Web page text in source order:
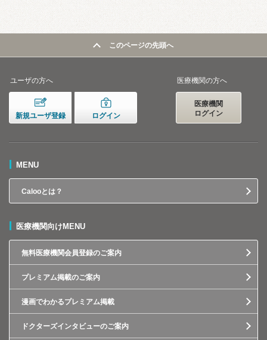
このページの先頭へ
ユーザの方へ
新規ユーザ登録 ログイン
医療機関の方へ
医療機関
ログイン
MENU
Calooとは？
医療機関向けMENU
無料医療機関会員登録のご案内
プレミアム掲載のご案内
漫画でわかるプレミアム掲載
ドクターズインタビューのご案内